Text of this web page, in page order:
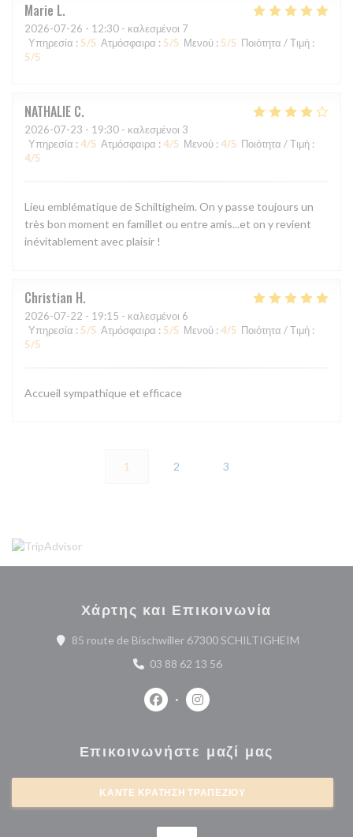
Marie L
2026-07-26 - 12:30 - καλεσμένοι 7
Υπηρεσία : 5/5 Ατμόσφαιρα : 5/5 Μενού : 5/5 Ποιότητα / Τιμή :
5/5
NATHALIE C
2026-07-23 - 19:30 - καλεσμένοι 3
Υπηρεσία : 4/5 Ατμόσφαιρα : 4/5 Μενού : 4/5 Ποιότητα / Τιμή :
4/5
Lieu emblématique de Schiltigheim. On y passe toujours un
très bon moment en famillet ou entre amis...et on y revient
inévitablement avec plaisir !
Christian H
2026-07-22 - 19:15 - καλεσμένοι 6
Υπηρεσία : 5/5 Ατμόσφαιρα : 5/5 Μενού : 4/5 Ποιότητα / Τιμή :
5/5
Accueil sympathique et efficace
1 2 3
Χάρτης και Επικοινωνία
85 route de Bischwiller 67300 SCHILTIGHEIM
03 88 62 13 56
Facebook ((ανοίγει σε νέο
Instagram ((ανοίγει σε νέο
Επικοινωνήστε μαζί μας
ΚΆΝΤΕ ΚΡΆΤΗΣΗ ΤΡΑΠΕΖΙΟΎ